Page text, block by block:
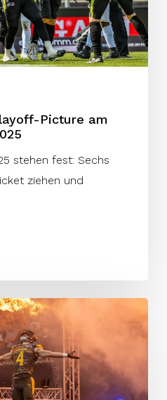
Picture am
stehen fest: Sechs
ziehen und